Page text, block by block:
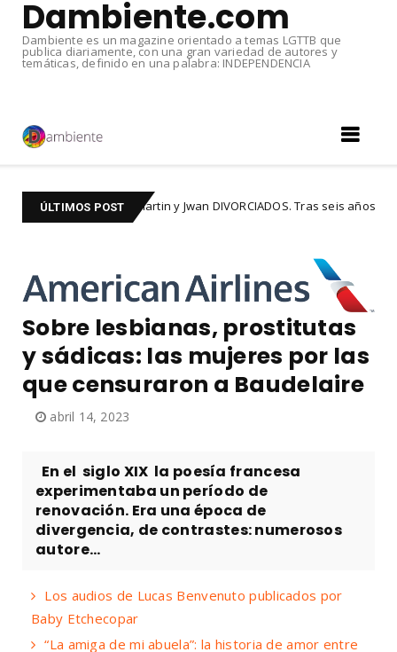
Dambiente.com
Dambiente es un magazine orientado a temas LGTTB que
publica diariamente, con una gran variedad de autores y
temáticas, definido en una palabra: INDEPENDENCIA
ÚLTIMOS POST
Martin y Jwan DIVORCIADOS. Tras seis años de matrimonio
Sobre lesbianas, prostitutas
y sádicas: las mujeres por las
que censuraron a Baudelaire
abril 14, 2023
En el siglo XIX la poesía francesa
experimentaba un período de
renovación. Era una época de
divergencia, de contrastes: numerosos
autore...
Los audios de Lucas Benvenuto publicados por
Baby Etchecopar
“La amiga de mi abuela”: la historia de amor entre